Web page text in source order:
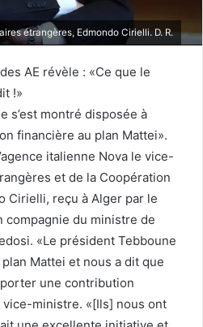
étrangères, Edmondo Cirielli. D. R.
AE révèle : «Ce que le
!»
s’est montré disposée à
financière au plan Mattei».
italienne Nova le vice-
et de la Coopération
Cirielli, reçu à Alger par le
compagnie du ministre de
«Le président Tebboune
Mattei et nous a dit que
une contribution
ministre. «[Ils] nous ont